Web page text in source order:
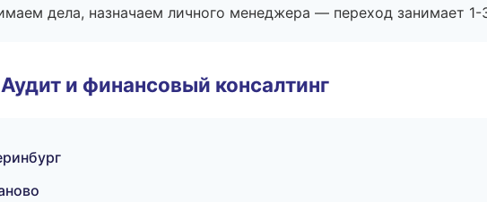
дела, назначаем личного менеджера — переход занимает 1-
и финансовый консалтинг